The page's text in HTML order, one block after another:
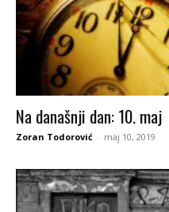
Na današnji dan: 10. maj
Zoran Todorović - maj 10, 2019